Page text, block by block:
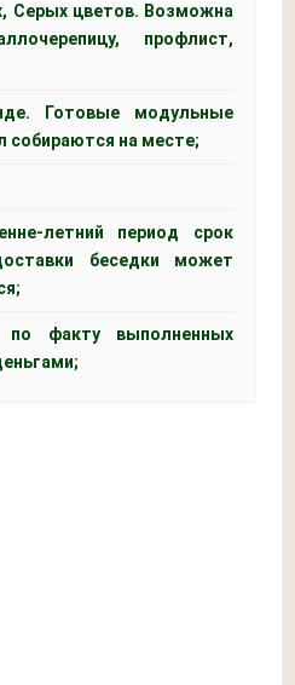
Серых цветов. Возможна
профлист,
Готовые модульные
собираются на месте;
летний период срок
беседки может
по факту выполненных